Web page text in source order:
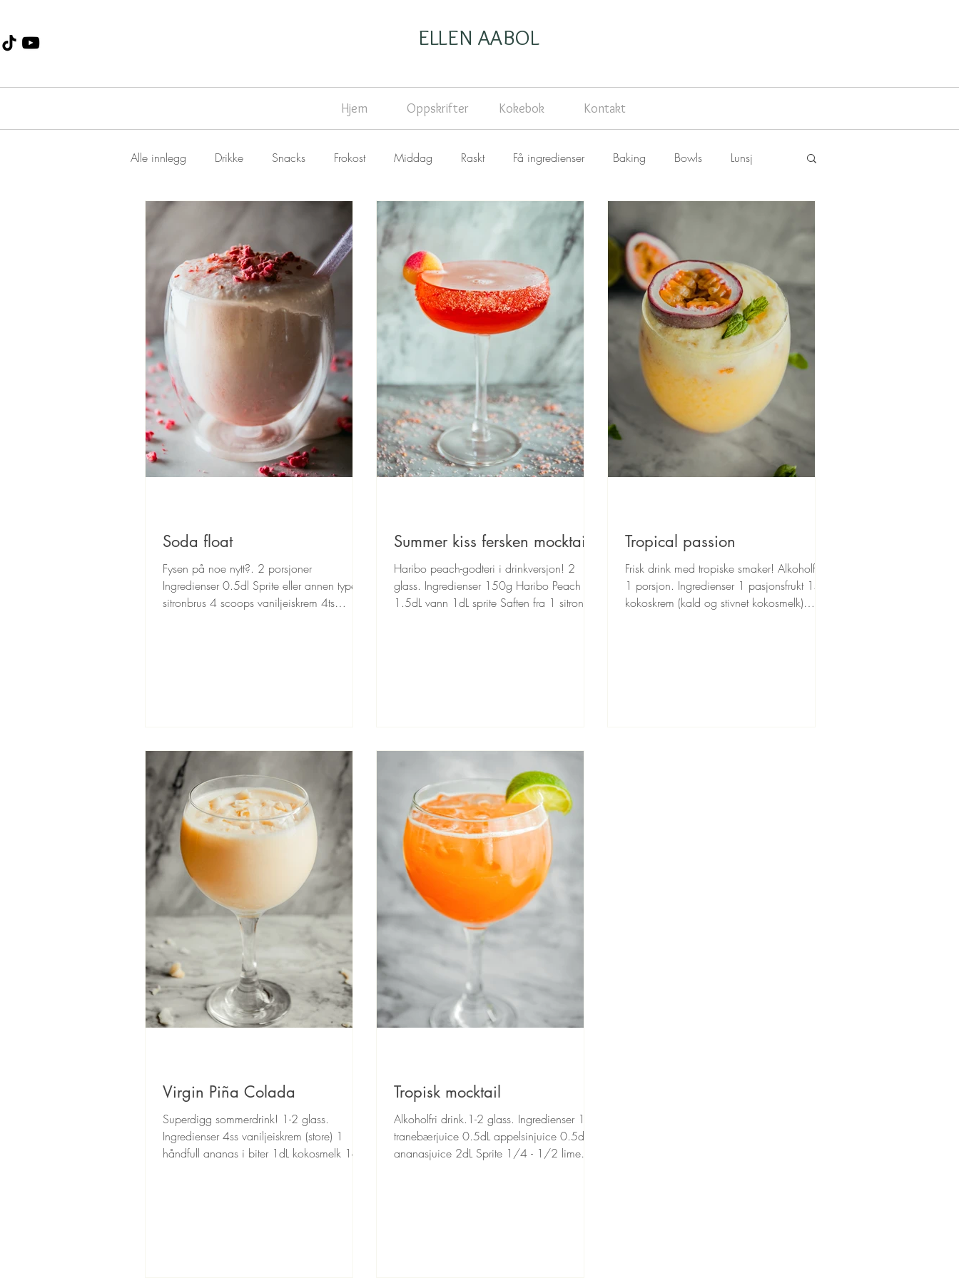
ELLEN AABOL
Alle innlegg Drikke Snacks Frokost Middag Raskt Få ingredienser Baking Bowls Lunsj
Dessert
Soda float
Fysen på noe nytt?. 2 porsjoner
Ingredienser 0.5dl Sprite eller annen type
sitronbrus 4 scoops vaniljeiskrem 4ts
Summer kiss fersken mocktail
Haribo peach-godteri i drinkversjon! 2
glass. Ingredienser 150g Haribo Peach
1.5dL vann 1dL sprite Saften fra 1 sitronbåt
Tropical passion
Frisk drink med tropiske smaker! Alkoholfri.
1 porsjon. Ingredienser 1 pasjonsfrukt 1ss
kokoskrem (kald og stivnet kokosmelk)
Virgin Piña Colada
Superdigg sommerdrink! 1-2 glass.
Ingredienser 4ss vaniljeiskrem (store) 1
håndfull ananas i biter 1dL kokosmelk 1dL
Tropisk mocktail
Alkoholfri drink.1-2 glass. Ingredienser 1dL
tranebærjuice 0.5dL appelsinjuice 0.5dL
ananasjuice 2dL Sprite 1/4 - 1/2 lime
Hjem Oppskrifter Kokebok Kontakt